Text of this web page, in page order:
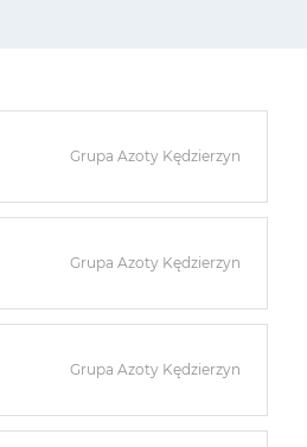
Grupa Azoty Kędzierzyn
Grupa Azoty Kędzierzyn
Grupa Azoty Kędzierzyn